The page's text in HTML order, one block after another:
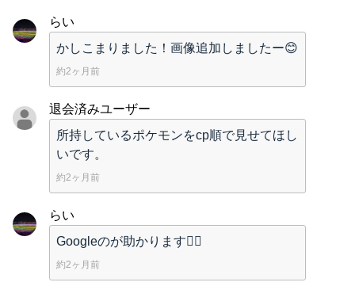
らい
かしこまりました！画像追加しましたー😊
約2ヶ月前
退会済みユーザー
所持しているポケモンをcp順で見せてほし
いです。
約2ヶ月前
らい
Googleのが助かります🙂‍↕️
約2ヶ月前